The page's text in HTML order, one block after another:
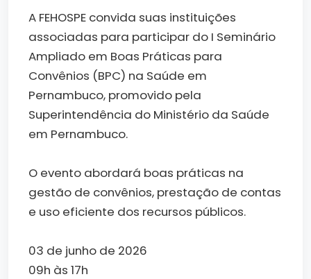
A FEHOSPE convida suas instituições
associadas para participar do I Seminário
Ampliado em Boas Práticas para
Convênios (BPC) na Saúde em
Pernambuco, promovido pela
Superintendência do Ministério da Saúde
em Pernambuco.
O evento abordará boas práticas na
gestão de convênios, prestação de contas
e uso eficiente dos recursos públicos.
03 de junho de 2026
09h às 17h